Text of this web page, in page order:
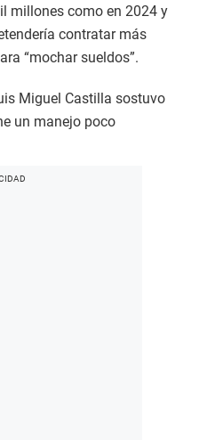
millones como en 2024 y
contratar más
“mochar sueldos”.
Miguel Castilla sostuvo
un manejo poco